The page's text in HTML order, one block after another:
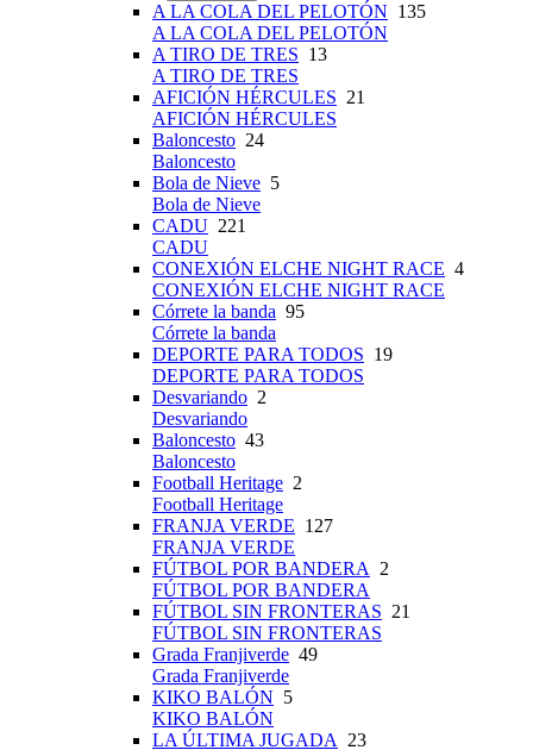
A LA COLA DEL PELOTÓN 135
A LA COLA DEL PELOTÓN
A TIRO DE TRES 13
A TIRO DE TRES
AFICIÓN HÉRCULES 21
AFICIÓN HÉRCULES
Baloncesto 24
Baloncesto
Bola de Nieve 5
Bola de Nieve
CADU 221
CADU
CONEXIÓN ELCHE NIGHT RACE 4
CONEXIÓN ELCHE NIGHT RACE
Córrete la banda 95
Córrete la banda
DEPORTE PARA TODOS 19
DEPORTE PARA TODOS
Desvariando 2
Desvariando
Baloncesto 43
Baloncesto
Football Heritage 2
Football Heritage
FRANJA VERDE 127
FRANJA VERDE
FÚTBOL POR BANDERA 2
FÚTBOL POR BANDERA
FÚTBOL SIN FRONTERAS 21
FÚTBOL SIN FRONTERAS
Grada Franjiverde 49
Grada Franjiverde
KIKO BALÓN 5
KIKO BALÓN
LA ÚLTIMA JUGADA 23